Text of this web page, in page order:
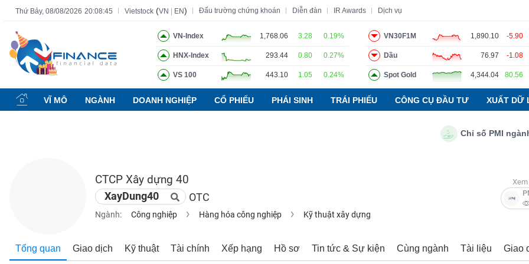
Thứ Bảy, 08/08/2026 20:08:46 Vietstock (VN EN) Đấu trường chứng khoán Diễn đàn IR Awards Dịch vụ
VN-Index 1,768.06 3.28 0.19%
HNX-Index 293.44 0.80 0.27%
VS 100 443.10 1.05 0.24%
VN30F1M 1,890.10 -5.90
Dầu 76.97 -1.08
Spot Gold 4,344.04 80.56
VĨ MÔ NGÀNH DOANH NGHIỆP CỔ PHIẾU PHÁI SINH TRÁI PHIẾU CÔNG CỤ ĐẦU TƯ XUẤT DỮ
Chỉ số PMI ngành
CTCP Xây dựng 40
XayDung40 OTC
Ngành: Công nghiệp Hàng hóa công nghiệp Kỹ thuật xây dựng
Tổng quan Giao dịch Kỹ thuật Tài chính Xếp hạng Hồ sơ Tin tức & Sự kiện Cùng ngành Tài liệu Giao
Tất cả Tính năng Ngành Mã chứng khoán Lãnh đạo Báo cáo phân tích Thuật ngữ
Tính
năng
(-)
NGHIỆP